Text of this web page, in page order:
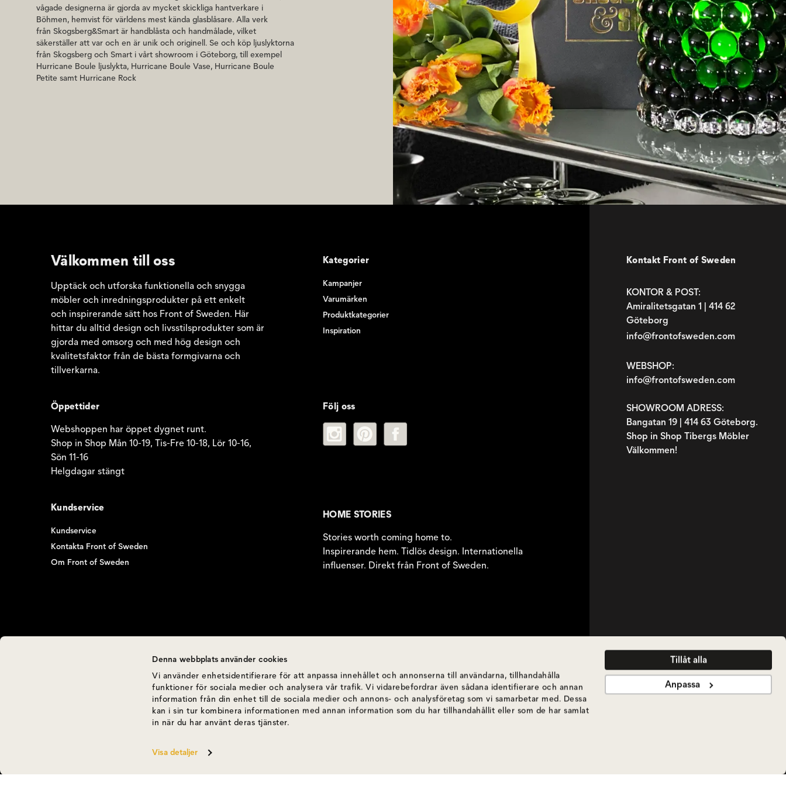
Denna webbplats använder cookies
Vi använder enhetsidentifierare för att anpassa innehållet och annonserna till användarna, tillhandahålla
funktioner för sociala medier och analysera vår trafik. Vi vidarebefordrar även sådana identifierare och annan
information från din enhet till de sociala medier och annons- och analysföretag som vi samarbetar med. Dessa
kan i sin tur kombinera informationen med annan information som du har tillhandahållit eller som de har samlat
in när du har använt deras tjänster.
Visa detaljer
Tillåt alla
Anpassa
vågade designerna är gjorda av mycket skickliga hantverkare i
Böhmen, hemvist för världens mest kända glasblåsare. Alla verk
från Skogsberg&Smart är handblåsta och handmålade, vilket
säkerställer att var och en är unik och originell. Se och köp ljuslyktorna
från Skogsberg och Smart i vårt showroom i Göteborg, till exempel
Hurricane Boule ljuslykta, Hurricane Boule Vase, Hurricane Boule
Petite samt Hurricane Rock
Välkommen till oss
Upptäck och utforska funktionella och snygga
möbler och inredningsprodukter på ett enkelt
och inspirerande sätt hos Front of Sweden. Här
hittar du alltid design och livsstilsprodukter som är
gjorda med omsorg och med hög design och
kvalitetsfaktor från de bästa formgivarna och
tillverkarna.
Kategorier
Kampanjer
Varumärken
Produktkategorier
Inspiration
Öppettider
Webshoppen har öppet dygnet runt.
Shop in Shop Mån 10-19, Tis-Fre 10-18, Lör 10-16,
Sön 11-16
Helgdagar stängt
Följ oss
Kundservice
Kundservice
Kontakta Front of Sweden
Om Front of Sweden
HOME STORIES
Stories worth coming home to.
Inspirerande hem. Tidlös design. Internationella
influenser. Direkt från Front of Sweden.
Kontakt Front of Sweden
KONTOR & POST:
Amiralitetsgatan 1 | 414 62
Göteborg
info@frontofsweden.com
WEBSHOP:
info@frontofsweden.com
SHOWROOM ADRESS:
Bangatan 19 | 414 63 Göteborg.
Shop in Shop Tibergs Möbler
Välkommen!